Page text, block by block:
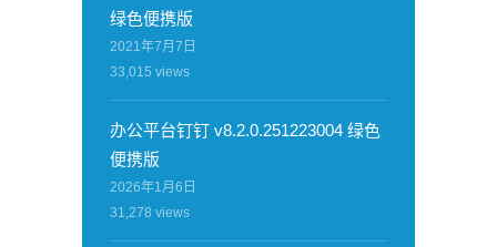
绿色便携版
2021年7月7日
33,015 views
办公平台钉钉 v8.2.0.251223004 绿色
便携版
2026年1月6日
31,278 views